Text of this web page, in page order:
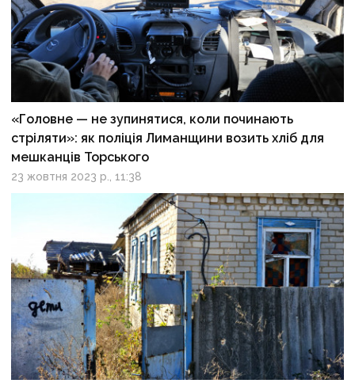
«Головне — не зупинятися, коли починають
стріляти»: як поліція Лиманщини возить хліб для
мешканців Торського
23 жовтня 2023 р., 11:38